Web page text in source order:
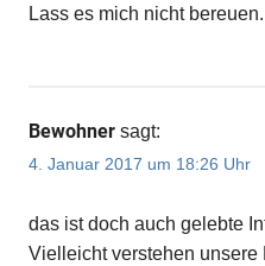
Lass es mich nicht bereuen.
Bewohner sagt:
4. Januar 2017 um 18:26 Uhr
das ist doch auch gelebte
Vielleicht verstehen unsere